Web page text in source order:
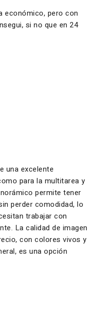
económico, pero con
si no que en 24
una excelente
para la multitarea y
permite tener
perder comodidad, lo
trabajar con
La calidad de imagen
con colores vivos y
es una opción